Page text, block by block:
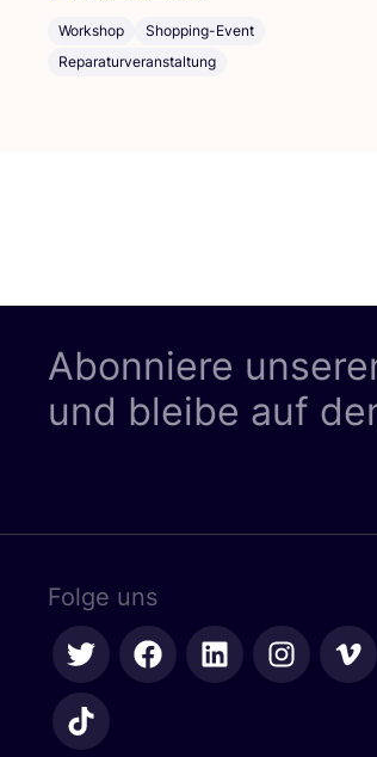
Workshop
Shopping-Event
Reparaturveranstaltung
Abonniere
und bleibe auf
Folge uns